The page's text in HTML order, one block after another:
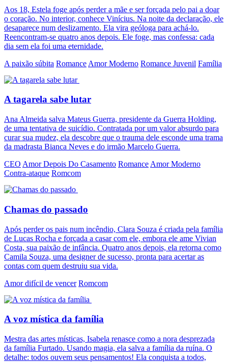
Aos 18, Estela foge após perder a mãe e ser forçada pelo pai a doar
o coração. No interior, conhece Vinícius. Na noite da declaração, ele
desaparece num deslizamento. Ela vira geóloga para achá-lo.
Reencontram-se quatro anos depois. Ele foge, mas confessa: cada
dia sem ela foi uma eternidade.
A paixão súbita Romance Amor Moderno Romance Juvenil Família
A tagarela sabe lutar
Ana Almeida salva Mateus Guerra, presidente da Guerra Holding,
de uma tentativa de suicídio. Contratada por um valor absurdo para
curar sua mudez, ela descobre que o trauma dele esconde uma trama
da madrasta Bianca Neves e do irmão Marcelo Guerra.
CEO Amor Depois Do Casamento Romance Amor Moderno
Contra-ataque Romcom
Chamas do passado
Após perder os pais num incêndio, Clara Souza é criada pela família
de Lucas Rocha e forçada a casar com ele, embora ele ame Vivian
Costa, sua paixão de infância. Quatro anos depois, ela retorna como
Camila Souza, uma designer de sucesso, pronta para acertar as
contas com quem destruiu sua vida.
Amor difícil de vencer Romcom
A voz mística da família
Mestra das artes místicas, Isabela renasce como a nora desprezada
da família Furtado. Usando magia, ela salva a família da ruína. O
detalhe: todos ouvem seus pensamentos! Ela conquista a todos,